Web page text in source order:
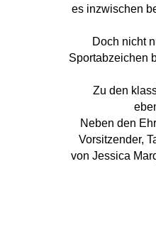
es inzwischen
Doch nicht
Sportabzeichen
Zu den
Neben den
Vorsitzender,
von Jessica